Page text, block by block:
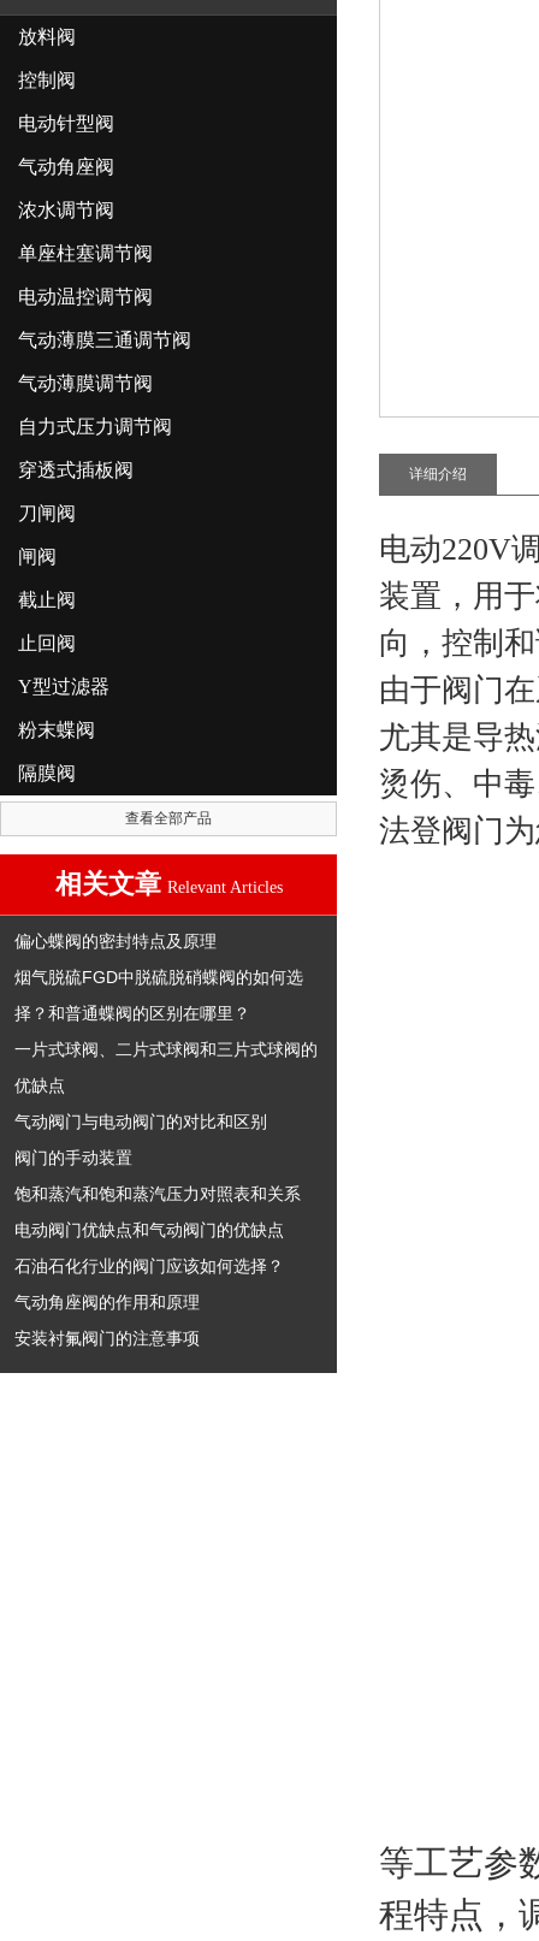
放料阀
控制阀
电动针型阀
气动角座阀
浓水调节阀
单座柱塞调节阀
电动温控调节阀
气动薄膜三通调节阀
气动薄膜调节阀
自力式压力调节阀
穿透式插板阀
刀闸阀
闸阀
截止阀
止回阀
Y型过滤器
粉末蝶阀
隔膜阀
查看全部产品
相关文章 Relevant Articles
偏心蝶阀的密封特点及原理
烟气脱硫FGD中脱硫脱硝蝶阀的如何选
择？和普通蝶阀的区别在哪里？
一片式球阀、二片式球阀和三片式球阀的
优缺点
气动阀门与电动阀门的对比和区别
阀门的手动装置
饱和蒸汽和饱和蒸汽压力对照表和关系
电动阀门优缺点和气动阀门的优缺点
石油石化行业的阀门应该如何选择？
气动角座阀的作用和原理
安装衬氟阀门的注意事项
详细介绍
电动220V
装置，用
向，控制
由于阀门
尤其是导
烫伤、中
法登阀门
等工艺参
程特点，